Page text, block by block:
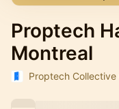
Proptech
Montreal
Proptech